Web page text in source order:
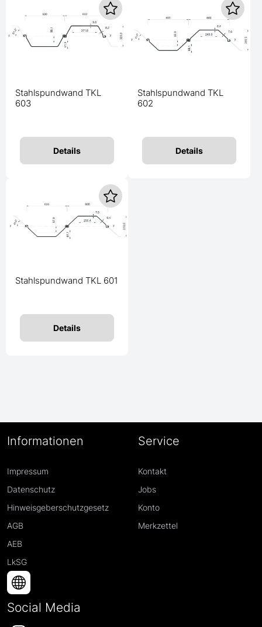
Stahlspundwand TKL
603
Details
Stahlspundwand TKL
602
Details
Stahlspundwand TKL 601
Details
Informationen
Impressum
Datenschutz
Hinweisgeberschutzgesetz
AGB
AEB
LkSG
Service
Kontakt
Jobs
Konto
Merkzettel
Social Media